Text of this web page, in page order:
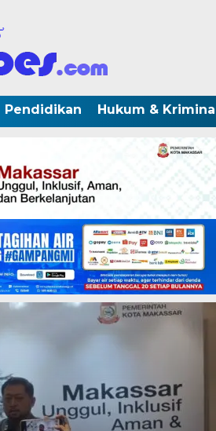
Pendidikan Hukum &